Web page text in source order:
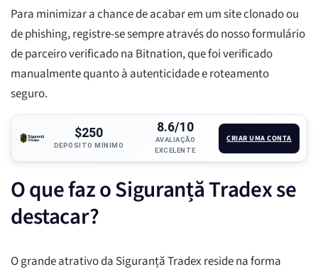
Para minimizar a chance de acabar em um site clonado ou
de phishing, registre-se sempre através do nosso formulário
de parceiro verificado na Bitnation, que foi verificado
manualmente quanto à autenticidade e roteamento
seguro.
$250
DEPÓSITO MÍNIMO
8.6/10
AVALIAÇÃO
EXCELENTE
CRIAR UMA CONTA
O que faz o Siguranță Tradex se
destacar?
O grande atrativo da Siguranță Tradex reside na forma